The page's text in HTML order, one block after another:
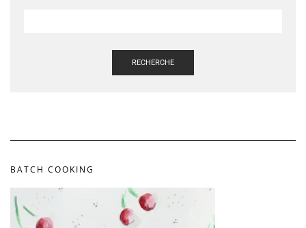
RECHERCHE
BATCH COOKING